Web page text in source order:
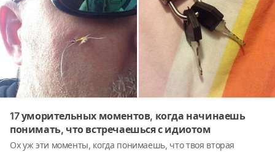
17 уморительных моментов, когда начинаешь
понимать, что встречаешься с идиотом
Ох уж эти моменты, когда понимаешь, что твоя вторая